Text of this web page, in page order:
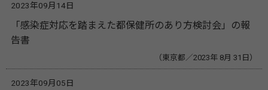
2023年09月14日
「感染症対応を踏まえた都保健所のあり方検討会」の報
告書
（東京都／2023年 8月 31日）
2023年09月05日